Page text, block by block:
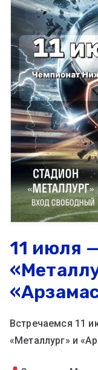
11 июля
Встречаемся 11
«Металлург» и